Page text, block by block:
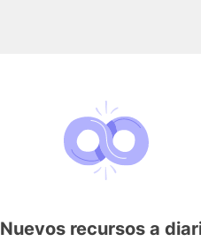
Nuevos recursos a